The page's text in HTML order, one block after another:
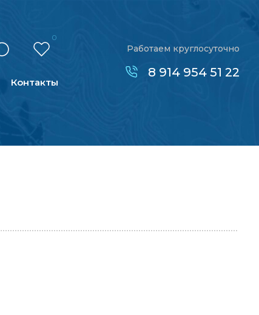
0
Контакты
Работаем круглосуточно
8 914 954 51 22